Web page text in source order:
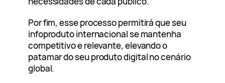
Por fim, esse processo permitirá que seu
infoproduto internacional se mantenha
competitivo e relevante, elevando o
patamar do seu produto digital no cenário
global.